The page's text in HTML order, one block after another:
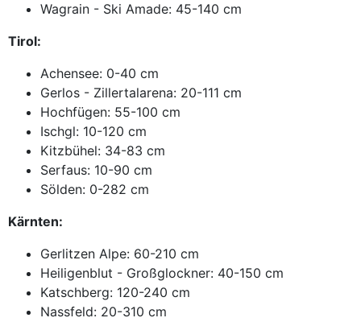
Wagrain - Ski Amade: 45-140 cm
Tirol:
Achensee: 0-40 cm
Gerlos - Zillertalarena: 20-111 cm
Hochfügen: 55-100 cm
Ischgl: 10-120 cm
Kitzbühel: 34-83 cm
Serfaus: 10-90 cm
Sölden: 0-282 cm
Kärnten:
Gerlitzen Alpe: 60-210 cm
Heiligenblut - Großglockner: 40-150 cm
Katschberg: 120-240 cm
Nassfeld: 20-310 cm